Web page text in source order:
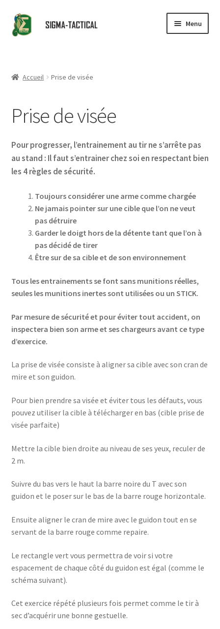
Aller
à
Aller
au
Menu
Boutique
Revendeurs
Partenaires
Catalogue
Ouvrir
Téléchargements
menu
enfant
Mon compte
le
menu
Accueil SPEARHEAD
Accueil Prise de visée
Prise de visée
Pour progresser, l’entrainement au tir ne s’arrête pas
au stand : Il faut s’entrainer chez soi en respectant bien
les 4 règles de sécurité.
Toujours considérer une arme comme chargée
Ne jamais pointer sur une cible que l’on ne veut
pas détruire
Garder le doigt hors de la détente tant que l’on à
pas décidé de tirer
Être sur de sa cible et de son environnement
Tous les entrainements se font sans munitions réelles,
seules les munitions inertes sont utilisées ou un STICK.
Par mesure de sécurité et pour éviter tout accident, on
inspectera bien son arme et ses chargeurs avant ce type
d’exercice.
La prise de visée consiste à aligner sa cible avec son cran de
mire et son guidon.
Pour bien prendre sa visée et éviter tous les défauts, vous
pouvez utiliser la cible à télécharger en bas (cible prise de
visée parfaite)
Mettre la cible bien droite au niveau de ses yeux, reculer de
2 m.
Suivre du bas vers le haut la barre noire du T avec son
guidon et le poser sur le bas de la barre rouge horizontale.
Ensuite aligner le cran de mire avec le guidon tout en se
servant de la barre rouge comme repaire.
Le rectangle vert vous permettra de voir si votre
espacement de chaque côté du guidon est égal (comme le
schéma suivant).
Cet exercice répété plusieurs fois permet comme le tir à
sec d’acquérir une bonne gestuelle.